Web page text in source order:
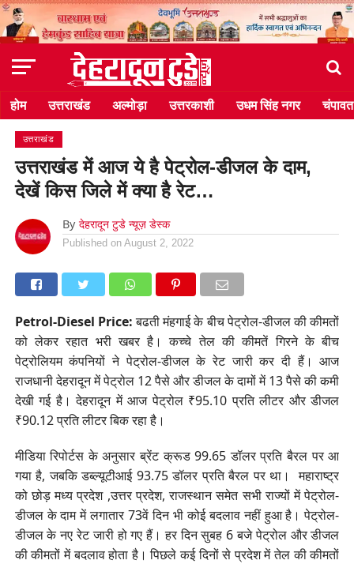
होम उत्तराखंड अल्मोड़ा उत्तरकाशी उधम सिंह नगर चंपावत
उत्तराखंड
उत्तराखंड में आज ये है पेट्रोल-डीजल के दाम,
देखें किस जिले में क्या है रेट…
By देहरादून टुडे न्यूज़ डेस्क
Published on August 2, 2022
Petrol-Diesel Price:बढती मंहगाई के बीच पेट्रोल-डीजल की कीमतों
को लेकर रहात भरी खबर है। कच्चे तेल की कीमतें गिरने के बीच
पेट्रोलियम कंपनियों ने पेट्रोल-डीजल के रेट जारी कर दी हैं। आज
राजधानी देहरादून में पेट्रोल 12 पैसे और डीजल के दामों में 13 पैसे की कमी
देखी गई है। देहरादून में आज पेट्रोल ₹95.10 प्रति लीटर और डीजल
₹90.12 प्रति लीटर बिक रहा है।
मीडिया रिपोर्टस के अनुसार ब्रेंट क्रूड 99.65 डॉलर प्रति बैरल पर आ
गया है, जबकि डब्ल्यूटीआई 93.75 डॉलर प्रति बैरल पर था। महाराष्ट्र
को छोड़ मध्य प्रदेश ,उत्तर प्रदेश, राजस्थान समेत सभी राज्यों में पेट्रोल-
डीजल के दाम में लगातार 73वें दिन भी कोई बदलाव नहीं हुआ है। पेट्रोल-
डीजल के नए रेट जारी हो गए हैं। हर दिन सुबह 6 बजे पेट्रोल और डीजल
की कीमतों में बदलाव होता है। पिछले कई दिनों से प्रदेश में तेल की कीमतों